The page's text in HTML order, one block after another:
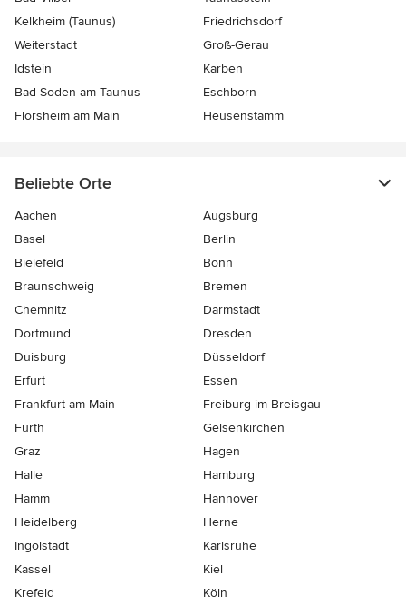
Kelkheim (Taunus)
Friedrichsdorf
Weiterstadt
Groß-Gerau
Idstein
Karben
Bad Soden am Taunus
Eschborn
Flörsheim am Main
Heusenstamm
Beliebte Orte
Aachen
Augsburg
Basel
Berlin
Bielefeld
Bonn
Braunschweig
Bremen
Chemnitz
Darmstadt
Dortmund
Dresden
Duisburg
Düsseldorf
Erfurt
Essen
Frankfurt am Main
Freiburg-im-Breisgau
Fürth
Gelsenkirchen
Graz
Hagen
Halle
Hamburg
Hamm
Hannover
Heidelberg
Herne
Ingolstadt
Karlsruhe
Kassel
Kiel
Krefeld
Köln